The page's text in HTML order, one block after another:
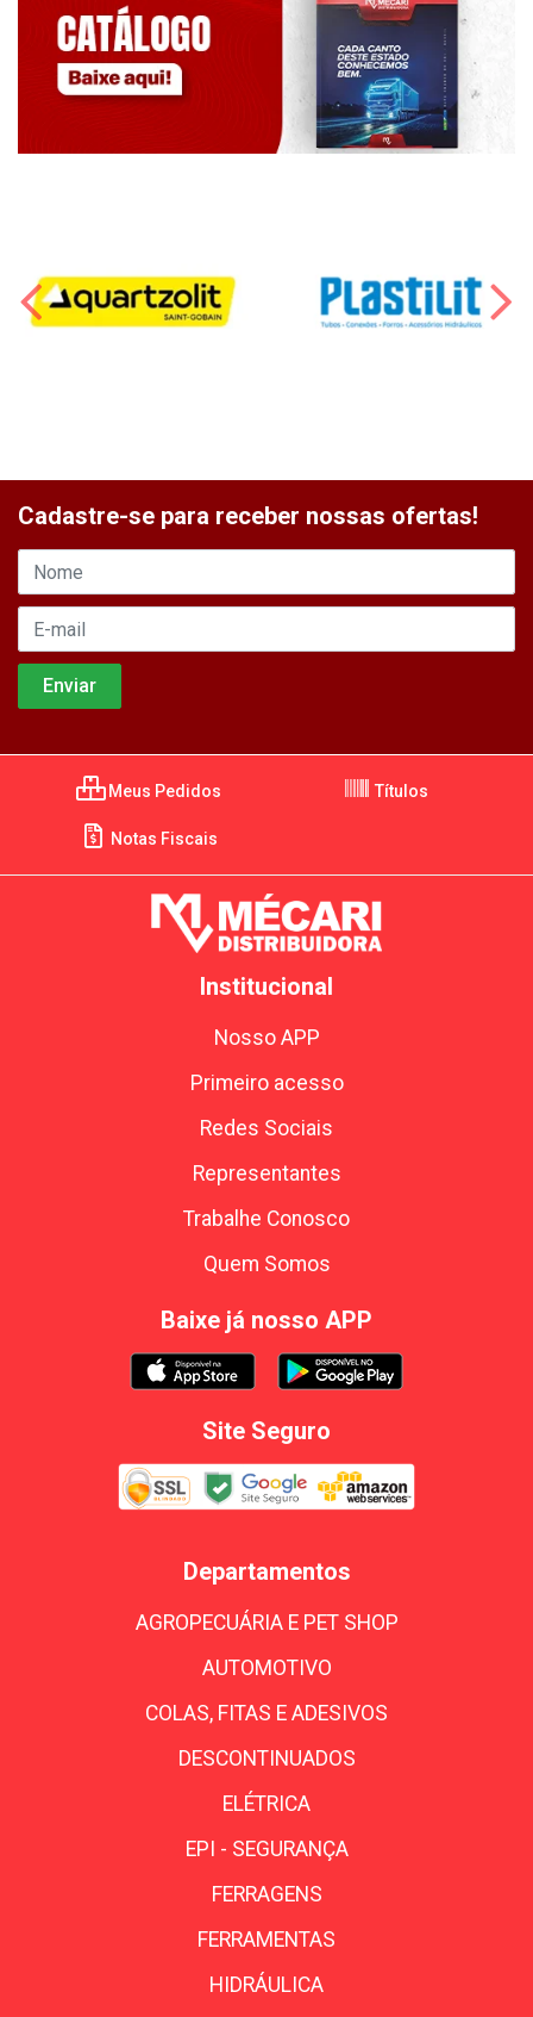
Cadastre-se para receber nossas ofertas!
Meus Pedidos Títulos
Notas Fiscais
Institucional
Nosso APP
Primeiro acesso
Redes Sociais
Representantes
Trabalhe Conosco
Quem Somos
Baixe já nosso APP
Site Seguro
Departamentos
AGROPECUÁRIA E PET SHOP
AUTOMOTIVO
COLAS, FITAS E ADESIVOS
DESCONTINUADOS
ELÉTRICA
EPI - SEGURANÇA
FERRAGENS
FERRAMENTAS
HIDRÁULICA